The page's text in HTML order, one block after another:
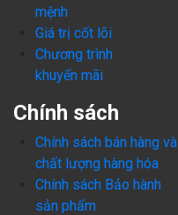
mệnh
Giá trị cốt lõi
Chương trình
khuyến mãi
Chính sách
Chính sách bán hàng và
chất lượng hàng hóa
Chính sách Bảo hành
sản phẩm